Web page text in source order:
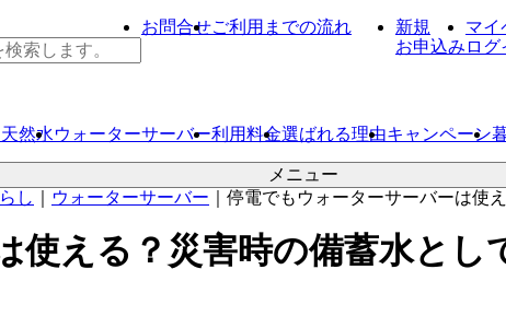
メニュー
天然水ウォーターサーバー利用料金選ばれる理由キャンペーン
お問合せご利用までの流れ
新規
お申込み
マイ
ログ
し ウォーターサーバー 停電でもウォーターサーバーは使
える？災害時の備蓄水とし